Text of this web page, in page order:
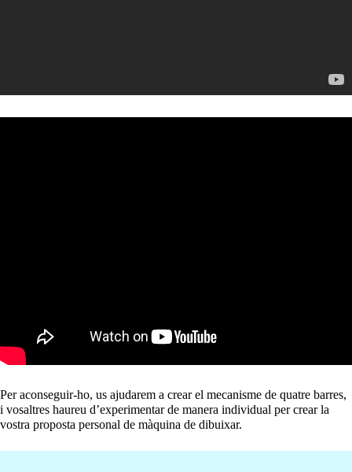
Per aconseguir-ho, us ajudarem a crear el mecanisme de quatre barres,
i vosaltres haureu d’experimentar de manera individual per crear la
vostra proposta personal de màquina de dibuixar.